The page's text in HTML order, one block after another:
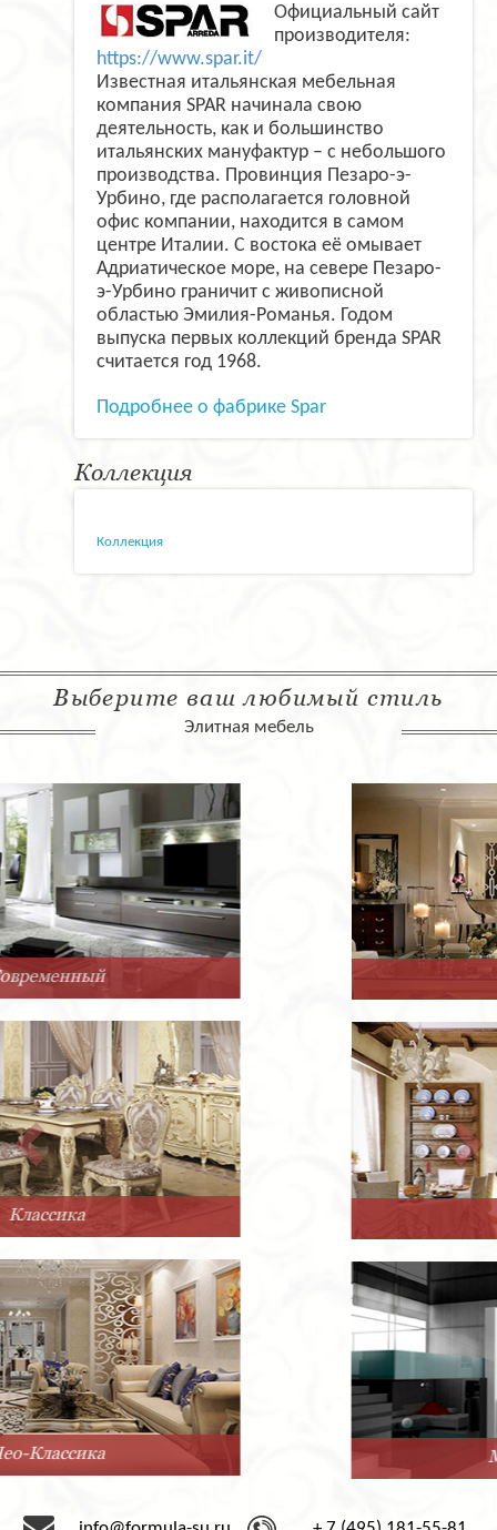
Официальный сайт
производителя:
https://www.spar.it/
Известная итальянская мебельная
компания SPAR начинала свою
деятельность, как и большинство
итальянских мануфактур – с небольшого
производства. Провинция Пезаро-э-
Урбино, где располагается головной
офис компании, находится в самом
центре Италии. С востока её омывает
Адриатическое море, на севере Пезаро-
э-Урбино граничит с живописной
областью Эмилия-Романья. Годом
выпуска первых коллекций бренда SPAR
считается год 1968.
Подробнее о фабрике Spar
Коллекция
Коллекция
Выберите ваш любимый стиль
Элитная мебель
Минимализм